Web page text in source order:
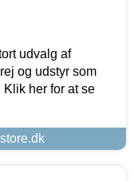
udvalg af
og udstyr som
her for at se